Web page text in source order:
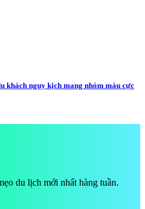
khách nguy kịch mang nhóm máu cực
du lịch mới nhất hàng tuần.